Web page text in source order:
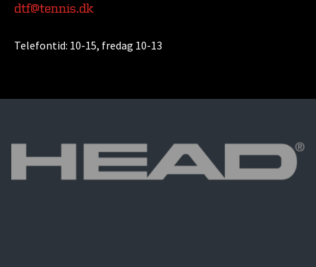
dtf@tennis.dk
Telefontid: 10-15, fredag 10-13